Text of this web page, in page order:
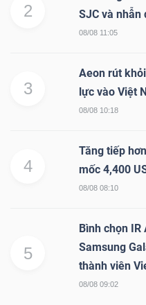
2
SJC và
08/08 11:05
3
Aeon rút
lực vào Việt
08/08 10:18
4
Tăng tiếp
mốc 4,400
08/08 08:10
5
Bình chọn IR
Samsung
thành viên
08/08 09:02